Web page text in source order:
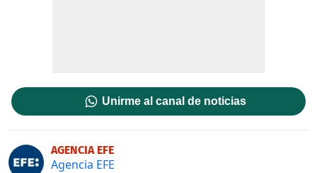
Unirme al canal de noticias
AGENCIA EFE
Agencia EFE